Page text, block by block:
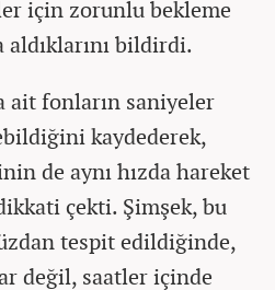
için zorunlu bekleme
bildirdi.
ait fonların saniyeler
kaydederek,
de aynı hızda hareket
çekti. Şimşek, bu
tespit edildiğinde,
değil, saatler içinde